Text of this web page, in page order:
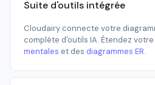
Suite d'outils intégrée
Cloudairy connecte votre
complète d'outils IA. Étendez
mentales et des diagrammes ER.